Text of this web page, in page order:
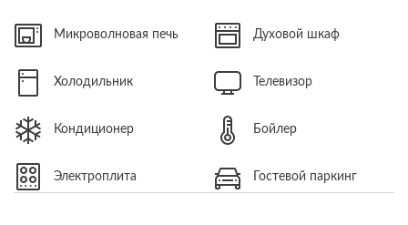
Микроволновая печь Духовой шкаф
Холодильник Телевизор
Кондиционер Бойлер
Электроплита Гостевой паркинг